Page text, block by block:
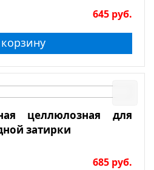
645 руб.
целлюлозная для
затирки
685 руб.